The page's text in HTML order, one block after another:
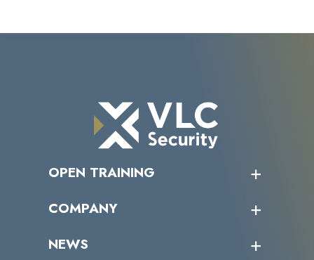
OPEN TRAINING
受講者の声
COMPANY
トップメッセージ
NEWS